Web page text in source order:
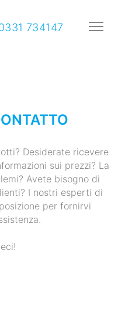
734147
Desiderate ricevere
sui prezzi? La
Avete bisogno di
I nostri esperti di
per fornirvi